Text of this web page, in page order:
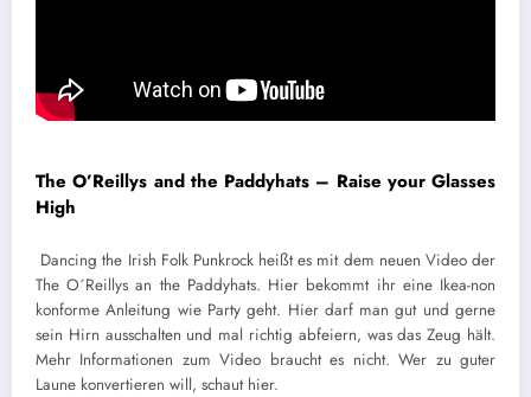
The O’Reillys and the Paddyhats – Raise your Glasses
High
Dancing the Irish Folk Punkrock heißt es mit dem neuen Video der
The O´Reillys an the Paddyhats. Hier bekommt ihr eine Ikea-non
konforme Anleitung wie Party geht. Hier darf man gut und gerne
sein Hirn ausschalten und mal richtig abfeiern, was das Zeug hält.
Mehr Informationen zum Video braucht es nicht. Wer zu guter
Laune konvertieren will, schaut hier.